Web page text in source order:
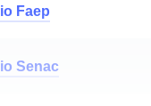
Faep
Senac